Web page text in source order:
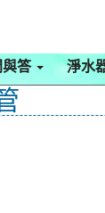
與答 淨水